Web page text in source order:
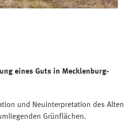
eines Guts in Mecklenburg-
und Neuinterpretation des Alten
Grünflächen.